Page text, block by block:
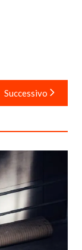
Successivo